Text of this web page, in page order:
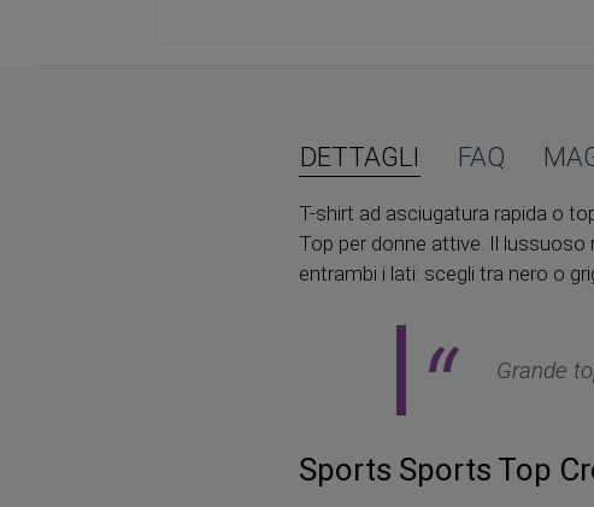
DETTAGLI
T-shirt ad asciugatura rapida o
Top per donne attive. Il
entrambi i lati: scegli tra nero o
Grande
Sports Sports Top
FAQ